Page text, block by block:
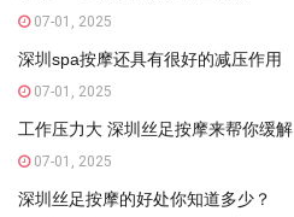
07-01, 2025
深圳spa按摩还具有很好的减压作用
07-01, 2025
工作压力大 深圳丝足按摩来帮你缓解
07-01, 2025
深圳丝足按摩的好处你知道多少？